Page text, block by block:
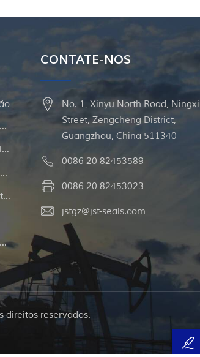
Selo Do Cabide Do Revestimento E Da Tubulação
Selo De Embalagem De Válvula De Portão
WECO Selo Da União Do Martelo
NBR Vee Material De Empacotamento
Pilha De Vedação De Fundo De Poço
CONTATE-NOS
No. 1, Xinyu North Road, Ningxi
Street, Zengcheng District,
Guangzhou, China 511340
0086 20 82453589
0086 20 82453023
jstgz@jst-seals.com
direitos reservados.